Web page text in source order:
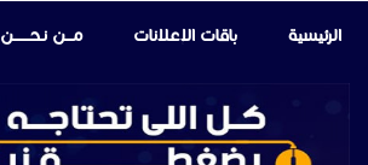
الرئيسية باقات الإعلانات مـــن نـحـــــــن